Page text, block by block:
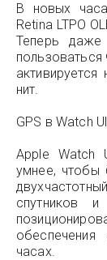
В новых
Retina LTPO
Теперь
нит.
GPS в Watch
Apple Watch
умнее, чтобы
спутников и
часах.